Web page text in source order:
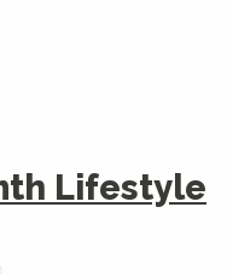
Lifestyle